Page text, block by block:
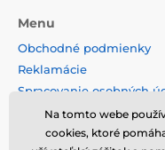
Menu
Obchodné podmienky
Reklamácie
Spracovanie osobných
Doprava a platba
Odstúpenie od zmluvy
Na tomto webe
cookies, ktoré